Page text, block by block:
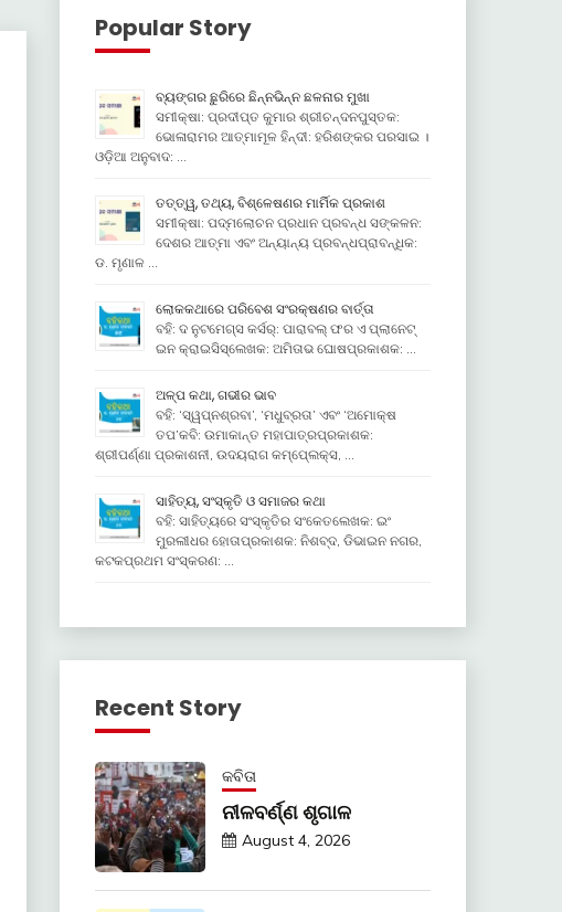
Popular Story
ବ୍ୟଙ୍ଗର ଛୁରିରେ ଛିନ୍ନଭିନ୍ନ ଛଳନାର ମୁଖା
ସମୀକ୍ଷା: ପ୍ରଦୀପ୍ତ କୁମାର ଶ୍ରୀଚନ୍ଦନପୁସ୍ତକ:
ଭୋଳାରାମର ଆତ୍ମାମୂଳ ହିନ୍ଦୀ: ହରିଶଙ୍କର ପରସାଇ ।
ଓଡ଼ିଆ ଅନୁବାଦ: …
ତତ୍ତ୍ୱ, ତଥ୍ୟ, ବିଶ୍ଳେଷଣର ମାର୍ମିକ ପ୍ରକାଶ
ସମୀକ୍ଷା: ପଦ୍ମଲୋଚନ ପ୍ରଧାନ ପ୍ରବନ୍ଧ ସଙ୍କଳନ:
ଦେଶର ଆତ୍ମା ଏବଂ ଅନ୍ୟାନ୍ୟ ପ୍ରବନ୍ଧପ୍ରାବନ୍ଧିକ:
ଡ. ମୃଣାଳ …
ଲୋକକଥାରେ ପରିବେଶ ସଂରକ୍ଷଣର ବାର୍ତ୍ତା
ବହି: ଦ ନୁଟମେଗ୍ସ କର୍ସର୍: ପାରାବଲ୍ ଫର ଏ ପ୍ଲାନେଟ୍
ଇନ କ୍ରାଇସିସ୍ଲେଖକ: ଅମିତାଭ ଘୋଷପ୍ରକାଶକ: …
ଅଳ୍ପ କଥା, ଗଭୀର ଭାବ
ବହି: ‘ସ୍ୱପ୍ନଶ୍ରବା’, ‘ମଧୁବ୍ରତା’ ଏବଂ ‘ଅମୋକ୍ଷ
ତପ’କବି: ଉମାକାନ୍ତ ମହାପାତ୍ରପ୍ରକାଶକ:
ଶ୍ରୀପର୍ଣ୍ଣା ପ୍ରକାଶନୀ, ଉଦୟରାଗ କମ୍ପେ୍ଲକ୍ସ, …
ସାହିତ୍ୟ, ସଂସ୍କୃତି ଓ ସମାଜର କଥା
ବହି: ସାହିତ୍ୟରେ ସଂସ୍କୃତିର ସଂକେତଲେଖକ: ଇଂ
ମୁରଲୀଧର ହୋତାପ୍ରକାଶକ: ନିଶବ୍ଦ, ଡିଭାଇନ ନଗର,
କଟକପ୍ରଥମ ସଂସ୍କରଣ: …
Recent Story
କବିତା
ନୀଳବର୍ଣ୍ଣ ଶୃଗାଳ
August 4, 2026